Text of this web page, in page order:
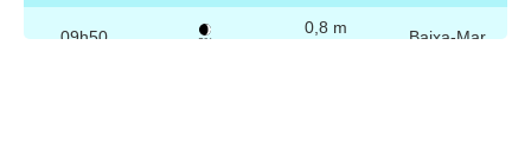
09h50 3%
0,8 m Baixa-Mar